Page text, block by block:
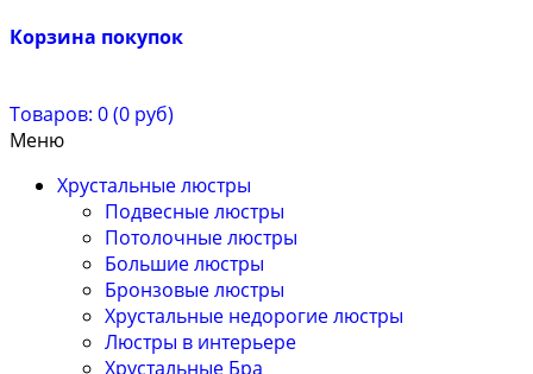
Корзина покупок
Товаров: 0 (0 руб)
Меню
Хрустальные люстры
Подвесные люстры
Потолочные люстры
Большие люстры
Бронзовые люстры
Хрустальные недорогие люстры
Люстры в интерьере
Хрустальные Бра